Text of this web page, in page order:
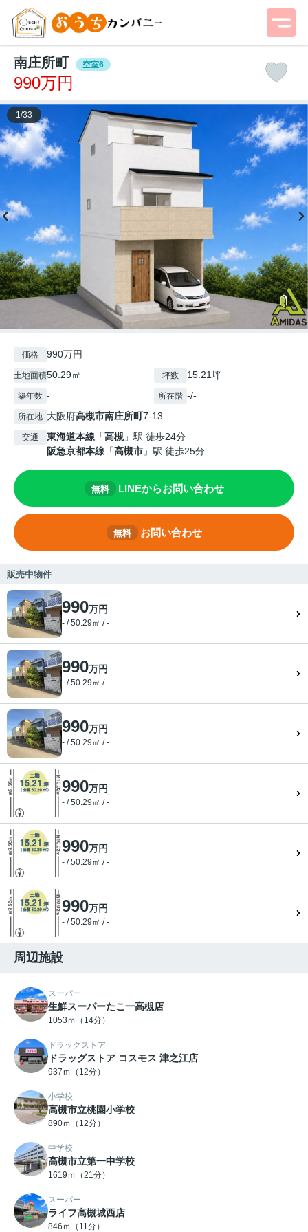
南庄所町 空室6
990万円
1 /33
価格 990万円
土地面積50.29㎡ 坪数 15.21坪
築年数 - 所在階 -/-
所在地 大阪府高槻市南庄所町7-13
交通 東海道本線 「高槻 」駅 徒歩24分
阪急京都本線 「高槻市 」駅 徒歩25分
無料 LINEからお問い合わせ
無料 お問い合わせ
販売中物件
990万円
- / 50.29㎡ / -
990万円
- / 50.29㎡ / -
990万円
- / 50.29㎡ / -
990万円
- / 50.29㎡ / -
990万円
- / 50.29㎡ / -
990万円
- / 50.29㎡ / -
周辺施設
スーパー
生鮮スーパーたこ一高槻店
1053ｍ（14分）
ドラッグストア
ドラッグストア コスモス 津之江店
937ｍ（12分）
小学校
高槻市立桃園小学校
890ｍ（12分）
中学校
高槻市立第一中学校
1619ｍ（21分）
スーパー
ライフ高槻城西店
846ｍ（11分）